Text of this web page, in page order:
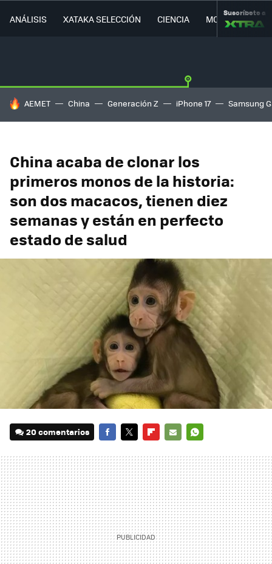
ANÁLISIS XATAKA SELECCIÓN CIENCIA MOVILIDAD
Suscríbete a
HOY SE HABLA DE
AEMET China Generación Z iPhone 17 Samsung
China acaba de clonar los
primeros monos de la historia:
son dos macacos, tienen diez
semanas y están en perfecto
estado de salud
20 comentarios
MAIL